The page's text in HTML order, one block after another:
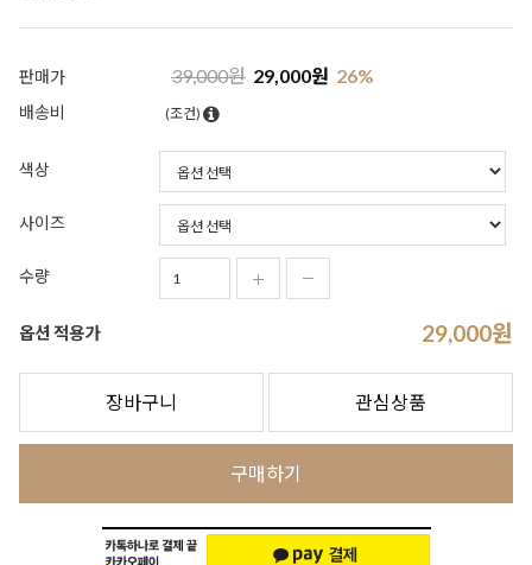
판매가 39,000원 29,000원 26%
배송비 (조건)
색상
사이즈
수량
옵션 적용가 29,000원
장바구니 관심상품
구매하기